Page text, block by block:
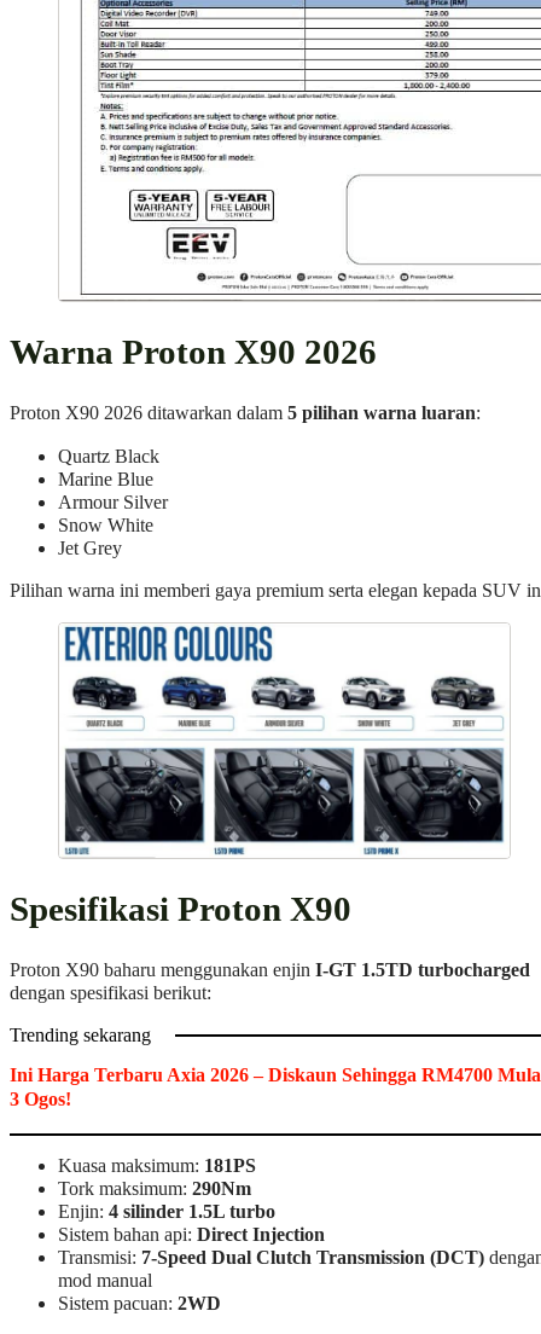
Warna Proton X90 2026
Proton X90 2026 ditawarkan dalam 5 pilihan warna luaran:
Quartz Black
Marine Blue
Armour Silver
Snow White
Jet Grey
Pilihan warna ini memberi gaya premium serta elegan kepada SUV
Spesifikasi Proton X90
Proton X90 baharu menggunakan enjin I-GT 1.5TD turbocharged
dengan spesifikasi berikut:
Trending sekarang
Ini Harga Terbaru Axia 2026 – Diskaun Sehingga RM4700
3 Ogos!
Kuasa maksimum: 181PS
Tork maksimum: 290Nm
Enjin: 4 silinder 1.5L turbo
Sistem bahan api: Direct Injection
Transmisi: 7-Speed Dual Clutch Transmission (DCT)
mod manual
Sistem pacuan: 2WD